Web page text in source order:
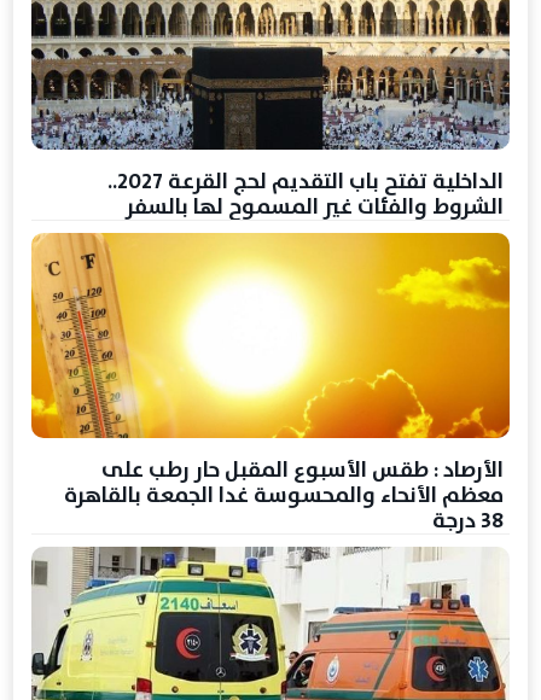
الداخلية تفتح باب التقديم لحج القرعة 2027..
الشروط والفئات غير المسموح لها بالسفر
الأرصاد : طقس الأسبوع المقبل حار رطب على
معظم الأنحاء والمحسوسة غدا الجمعة بالقاهرة
38 درجة